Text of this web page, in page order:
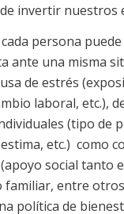
invertir nuestros
persona
ante una misma
de estrés
laboral, etc.),
(tipo de
etc.) como
social tanto
familiar, entre
política de